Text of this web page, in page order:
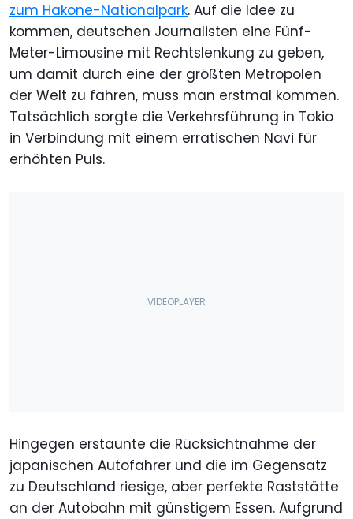
zum Hakone-Nationalpark. Auf die Idee zu
kommen, deutschen Journalisten eine Fünf-
Meter-Limousine mit Rechtslenkung zu geben,
um damit durch eine der größten Metropolen
der Welt zu fahren, muss man erstmal kommen.
Tatsächlich sorgte die Verkehrsführung in Tokio
in Verbindung mit einem erratischen Navi für
erhöhten Puls.
Hingegen erstaunte die Rücksichtnahme der
japanischen Autofahrer und die im Gegensatz
zu Deutschland riesige, aber perfekte Raststätte
an der Autobahn mit günstigem Essen. Aufgrund